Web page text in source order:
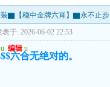
▇【稳中金牌六肖】▇永不止步
表于: 2026-06-02 22:53
u 编辑 u
六合无绝对的。